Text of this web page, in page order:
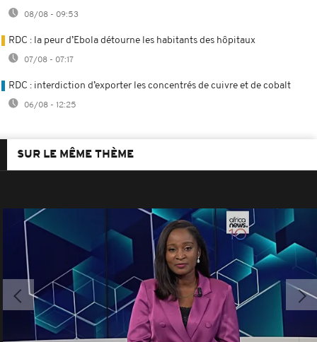
08/08 - 09:53
RDC : la peur d’Ebola détourne les habitants des hôpitaux
07/08 - 07:17
RDC : interdiction d’exporter les concentrés de cuivre et de cobalt
06/08 - 12:25
SUR LE MÊME THÈME